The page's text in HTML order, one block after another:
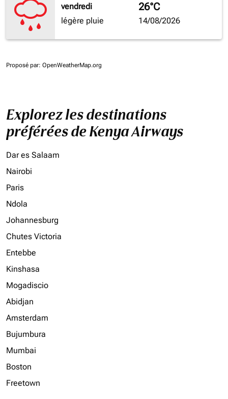
vendredi
légère pluie
26°C
14/08/2026
Proposé par: OpenWeatherMap.org
Explorez les destinations
préférées de Kenya Airways
Dar es Salaam
Nairobi
Paris
Ndola
Johannesburg
Chutes Victoria
Entebbe
Kinshasa
Mogadiscio
Abidjan
Amsterdam
Bujumbura
Mumbai
Boston
Freetown